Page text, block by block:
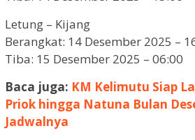
Letung – Kijang
Berangkat: 14 Desember 2025 –
Tiba: 15 Desember 2025 – 06:00
Baca juga: KM Kelimutu Siap
Priok hingga Natuna Bulan
Jadwalnya